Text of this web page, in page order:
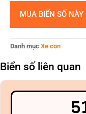
MUA BIỂN SỐ NÀY
Danh mục Xe con
Biển số liên quan